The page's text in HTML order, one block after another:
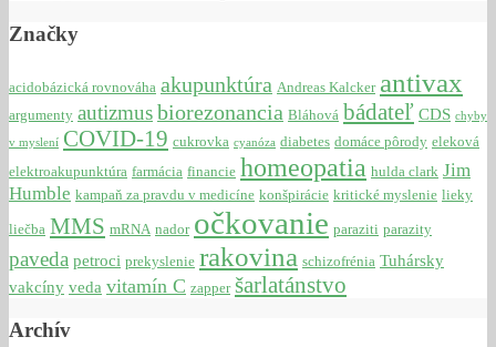
Značky
acidobázická rovnováha akupunktúra Andreas Kalcker antivax
argumenty autizmusbiorezonancia Bláhová bádateľ CDS chyby
v myslení COVID-19 cukrovka cyanóza diabetes domáce pôrody eleková
elektroakupunktúra farmácia financie homeopatia hulda clark Jim
Humble kampaň za pravdu v medicíne konšpirácie kritické myslenie lieky
liečba MMS mRNA nador očkovanie paraziti parazity
paveda petroci prekyslenie rakovina schizofrénia Tuhársky
vakcíny veda vitamín C zapper šarlatánstvo
Archív